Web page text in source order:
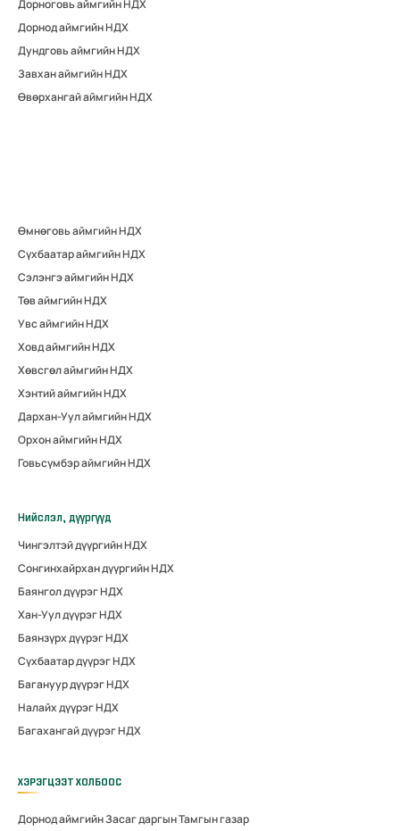
Дорноговь аймгийн НДХ
Дорнод аймгийн НДХ
Дундговь аймгийн НДХ
Завхан аймгийн НДХ
Өвөрхангай аймгийн НДХ
Өмнөговь аймгийн НДХ
Сүхбаатар аймгийн НДХ
Сэлэнгэ аймгийн НДХ
Төв аймгийн НДХ
Увс аймгийн НДХ
Ховд аймгийн НДХ
Хөвсгөл аймгийн НДХ
Хэнтий аймгийн НДХ
Дархан-Уул аймгийн НДХ
Орхон аймгийн НДХ
Говьсүмбэр аймгийн НДХ
Нийслэл, дүүргүүд
Чингэлтэй дүүргийн НДХ
Сонгинхайрхан дүүргийн НДХ
Баянгол дүүрэг НДХ
Хан-Уул дүүрэг НДХ
Баянзүрх дүүрэг НДХ
Сүхбаатар дүүрэг НДХ
Багануур дүүрэг НДХ
Налайх дүүрэг НДХ
Багахангай дүүрэг НДХ
ХЭРЭГЦЭЭТ ХОЛБООС
Дорнод аймгийн Засаг даргын Тамгын газар